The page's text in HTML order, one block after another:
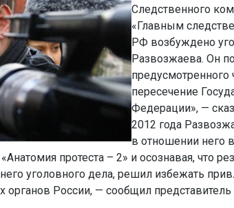
Следственного
«Главным
РФ возбуждено
Развозжаева. Он
пересечение
Федерации», —
2012 года
в отношении него
протеста – 2» и осознавая, что
уголовного дела, решил избежать
органов России, — сообщил представитель